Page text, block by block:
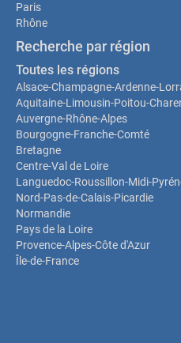
Paris
Rhône
Recherche par région
Toutes les régions
Alsace-Champagne-Ardenne-
Aquitaine-Limousin-Poitou-
Auvergne-Rhône-Alpes
Bourgogne-Franche-Comté
Bretagne
Centre-Val de Loire
Languedoc-Roussillon-Midi-
Nord-Pas-de-Calais-Picardie
Normandie
Pays de la Loire
Provence-Alpes-Côte d'Azur
Île-de-France